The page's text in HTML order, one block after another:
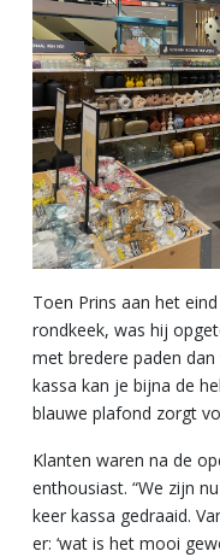
Toen Prins aan het
rondkeek, was hij
met bredere paden
kassa kan je bijna de
blauwe plafond zorgt
Klanten waren na de
enthousiast. “We zijn
keer kassa gedraaid.
er: ‘wat is het mooi